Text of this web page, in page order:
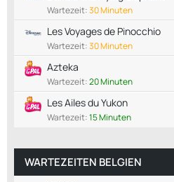
Wartezeit:30 Minuten
Les Voyages de Pinocchio
Wartezeit:30 Minuten
Azteka
Wartezeit:20 Minuten
Les Ailes du Yukon
Wartezeit:15 Minuten
WARTEZEITEN BELGIEN